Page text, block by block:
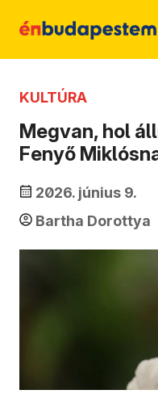
KULTÚRA
Megvan, hol
Fenyő
2026. június 9.
Bartha Dorottya